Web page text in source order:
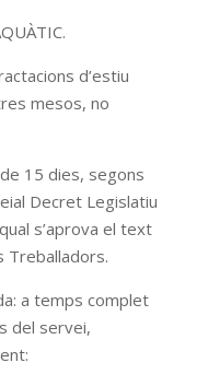
d’estiu
mesos, no
15 dies, segons
Decret Legislatiu
s’aprova el text
Treballadors.
a temps complet
del servei,